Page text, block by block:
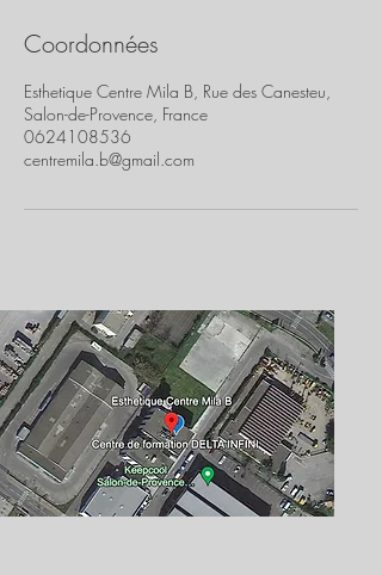
Coordonnées
Esthetique Centre Mila B, Rue des Canesteu,
Salon-de-Provence, France
0624108536
centremila.b@gmail.com